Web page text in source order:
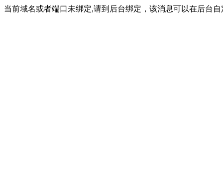
当前域名或者端口未绑定,请到后台绑定，该消息可以在后台自